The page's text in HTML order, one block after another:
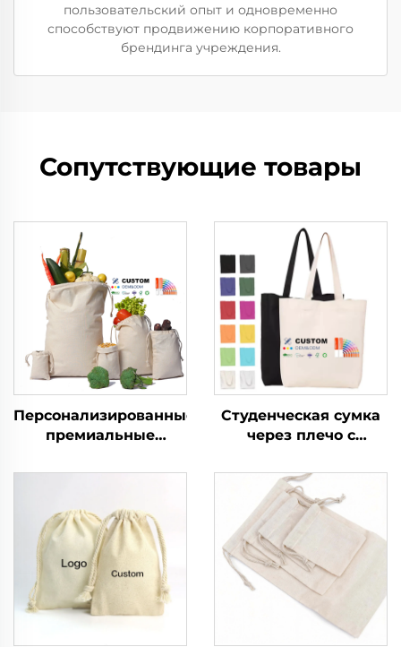
пользовательский опыт и одновременно
способствуют продвижению корпоративного
брендинга учреждения.
Сопутствующие товары
Персонализированные
премиальные
материала из
хлопковый холщовый
пакет с
индивидуальным
логотипом
Студенческая сумка
через плечо с
логотипом, холщовая
сумка-тоут, модная
расцветка, оптовая
продажа, рекламная
хлопковая сумка с
чистым рисунком